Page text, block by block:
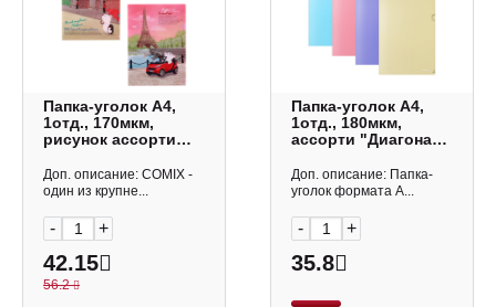
Папка-уголок А4,
1отд., 170мкм,
рисунок ассорти
Comix
Доп. описание: COMIX -
один из крупне...
- +
42.15
56.2
Папка-уголок А4,
1отд., 180мкм,
ассорти "Диагональ
Erich Krause
Доп. описание: Папка-
уголок формата А...
- +
35.8